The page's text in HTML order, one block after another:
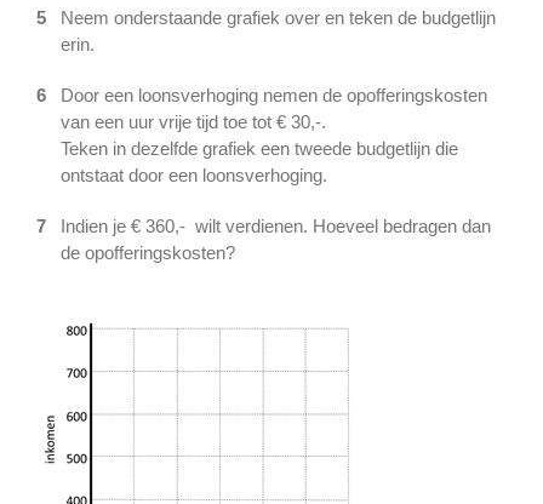
5
Neem onderstaande grafiek over en teken de budgetlijn
erin.
6
Door een loonsverhoging nemen de opofferingskosten
van een uur vrije tijd toe tot € 30,-.
Teken in dezelfde grafiek een tweede budgetlijn die
ontstaat door een loonsverhoging.
7
Indien je € 360,- wilt verdienen. Hoeveel bedragen dan
de opofferingskosten?